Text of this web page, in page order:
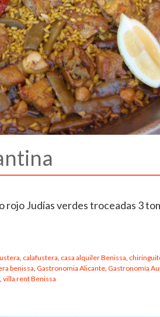
Judías verdes troceadas 3
calafustera casa alquiler Benissa
benissa Gastronomia Alicante Gastronomía
villa rent Benissa